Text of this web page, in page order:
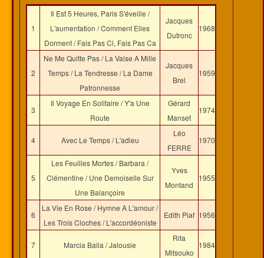
1
Il Est 5 Heures, Paris S'éveille /
L'aumentation / Comment Elles
Dorment / Fais Pas Ci, Fais Pas Ca
Jacques
Dutronc
1968
2
Ne Me Quitte Pas / La Valse A Mille
Temps / La Tendresse / La Dame
Patronnesse
Jacques
Brel
1959
3
Il Voyage En Solitaire / Y'a Une
Route
Gérard
Manset
1974
4 Avec Le Temps / L'adieu
Léo
FERRE
1970
5
Les Feuilles Mortes / Barbara /
Clémentine / Une Demoiselle Sur
Une Balançoire
Yves
Montand
1955
6
La Vie En Rose / Hymne A L'amour /
Les Trois Cloches / L'accordéoniste
Edith Piaf 1956
7 Marcia Baila / Jalousie
Rita
Mitsouko
1984